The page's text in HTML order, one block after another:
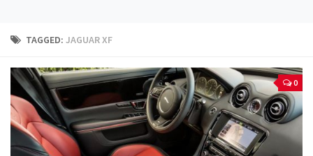
Technika jazdy
Kalkulatory
Przelicznik mocy
Auto z niemiec
TAGGED: JAGUAR XF
0